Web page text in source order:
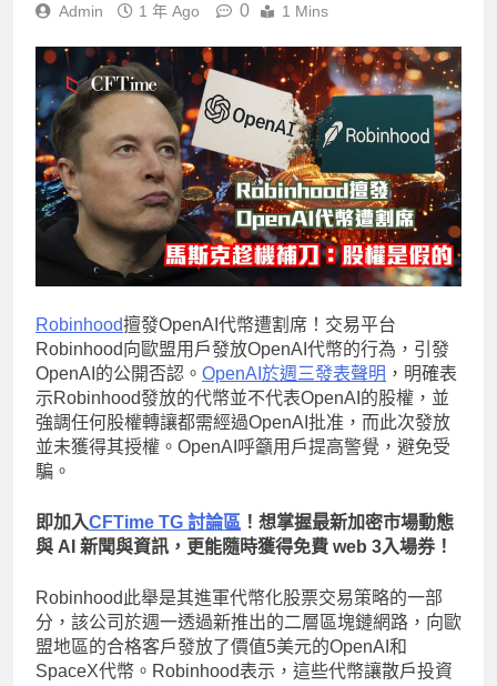
Admin 1 年 Ago 0 1 Mins
Robinhood擅發OpenAI代幣遭割席！交易平台
Robinhood向歐盟用戶發放OpenAI代幣的行為，引發
OpenAI的公開否認。 OpenAI於週三發表聲明 ，明確表
示Robinhood發放的代幣並不代表OpenAI的股權，並
強調任何股權轉讓都需經過OpenAI批准，而此次發放
並未獲得其授權。OpenAI呼籲用戶提高警覺，避免受
騙。
即加入CFTime TG 討論區 ！想掌握最新加密市場動態
與 AI 新聞與資訊，更能隨時獲得免費 web 3入場券！
Robinhood此舉是其進軍代幣化股票交易策略的一部
分，該公司於週一透過新推出的二層區塊鏈網路，向歐
盟地區的合格客戶發放了價值5美元的OpenAI和
SpaceX代幣。Robinhood表示，這些代幣讓散戶投資